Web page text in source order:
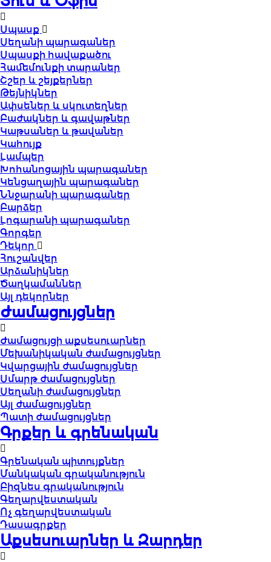
Սպասք
Սեղանի պարագաներ
Սպասքի հավաքածու
Համեմունքի տարաներ
Շշեր և շեյքերներ
Թեյնիկներ
Ափսեներ և սկուտեղներ
Բաժակներ և գավաթներ
Կաթսաներ և թավաներ
Կահույք
Լամպեր
Խոհանոցային պարագաներ
Կենցաղային պարագաներ
Ննջարանի պարագաներ
Բարձեր
Լոգարանի պարագաներ
Գորգեր
Դեկոր
Հուշանվեր
Արձանիկներ
Ծաղկամաններ
Այլ դեկորներ
Ժամացույցներ
Ժամացույցի աքսեսուարներ
Մեխանիկական ժամացույցներ
Կվարցային ժամացույցներ
Սմարթ ժամացույցներ
Սեղանի ժամացույցներ
Այլ ժամացույցներ
Պատի ժամացույցներ
Գրքեր և գրենական
Գրենական պիտույքներ
Մանկական գրականություն
Բիզնես գրականություն
Գեղարվեստական
Ոչ գեղարվեստական
Դասագրքեր
Աքսեսուարներ և Զարդեր